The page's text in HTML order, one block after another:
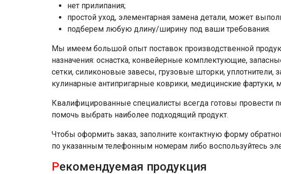
нет прилипания;
простой уход, элементарная замена детали, может
подберем любую длину/ширину под ваши требования.
Мы имеем большой опыт поставок производственной
назначения: оснастка, конвейерные комплектующие,
сетки, силиконовые завесы, грузовые шторки, уплотнители,
кулинарные антипригарные коврики, медицинские фартуки,
Квалифицированные специалисты всегда готовы провести
помочь выбрать наиболее подходящий продукт.
Чтобы оформить заказ, заполните контактную форму
по указанным телефонным номерам либо воспользуйтесь
Рекомендуемая продукция